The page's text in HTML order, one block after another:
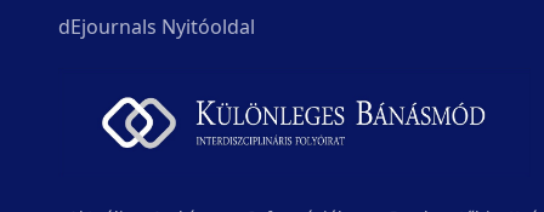
dEjournals Nyitóoldal